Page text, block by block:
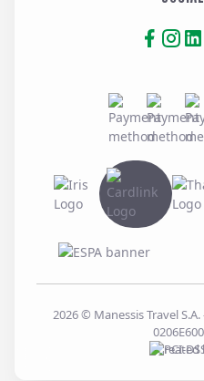
2026© Manessis Travel
Created